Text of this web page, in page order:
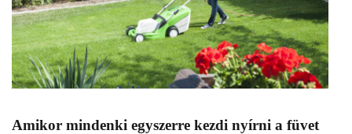
Amikor mindenki egyszerre kezdi nyírni a füvet